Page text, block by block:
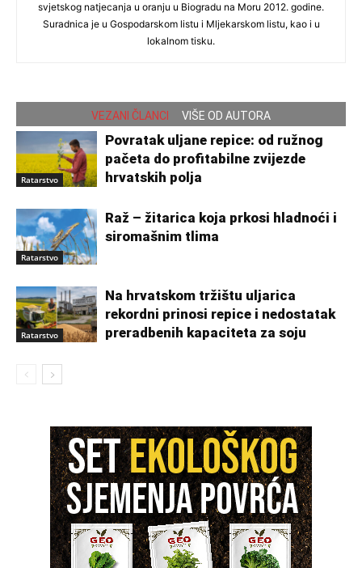
svjetskog natjecanja u oranju u Biogradu na Moru 2012. godine.
Suradnica je u Gospodarskom listu i Mljekarskom listu, kao i u
lokalnom tisku.
VEZANI ČLANCI VIŠE OD AUTORA
Ratarstvo
Povratak uljane repice: od ružnog
pačeta do profitabilne zvijezde
hrvatskih polja
Ratarstvo
Raž – žitarica koja prkosi hladnoći i
siromašnim tlima
Ratarstvo
Na hrvatskom tržištu uljarica
rekordni prinosi repice i nedostatak
preradbenih kapaciteta za soju